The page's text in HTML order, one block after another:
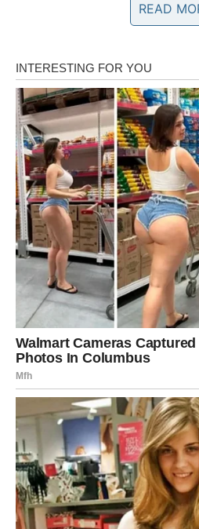
ako se borio sa dugovima ili
Jarac sada shvata: ništa nije
gradio – dobija smisao.
LJUBAV
Jarac je često oprezan jer ne
pusti – daje ozbiljno. U
da daje više nego što dobija.
Sada dolazi preokret:
partner počinje da pokazuje
može doći do ozbiljnog
slobodnim Jarčevima dolazi
zna šta želi
UNUTRAŠNJA
Nisi preterivao. Nisi bio “težak”.
zaslužuješ.
I sada dolazi period kada Jarac
stabilnost, ali ovog puta – bez
READ